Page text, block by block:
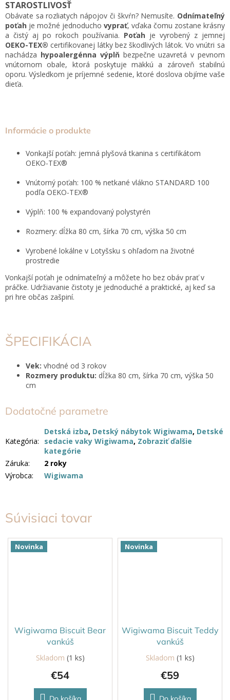
Súvisiaci tovar
Novinka
Wigiwama Biscuit Bear
vankúš
Skladom (1 ks)
€54
Novinka
Wigiwama Biscuit Teddy
vankúš
Skladom (1 ks)
€59
STAROSTLIVOSŤ
Obávate sa rozliatych nápojov či škvŕn? Nemusíte. Odnímateľný
poťah je možné jednoducho vyprať, vďaka čomu zostane krásny
a čistý aj po rokoch používania. Poťah je vyrobený z jemnej
OEKO-TEX® certifikovanej látky bez škodlivých látok. Vo vnútri sa
nachádza hypoalergénna výplňbezpečne uzavretá v pevnom
vnútornom obale, ktorá poskytuje mäkkú a zároveň stabilnú
oporu. Výsledkom je príjemné sedenie, ktoré doslova objíme vaše
dieťa.
Informácie o produkte
Vonkajší poťah: jemná plyšová tkanina s certifikátom
OEKO-TEX®
Vnútorný poťah: 100 % netkané vlákno STANDARD 100
podľa OEKO-TEX®
Výplň: 100 % expandovaný polystyrén
Rozmery: dĺžka 80 cm, šírka 70 cm, výška 50 cm
Vyrobené lokálne v Lotyšsku s ohľadom na životné
prostredie
Vonkajší poťah je odnímateľný a môžete ho bez obáv prať v
práčke. Udržiavanie čistoty je jednoduché a praktické, aj keď sa
pri hre občas zašpiní.
ŠPECIFIKÁCIA
Vek: vhodné od 3 rokov
Rozmery produktu: dĺžka 80 cm, šírka 70 cm, výška 50
cm
Dodatočné parametre
Kategória:
Detská izba, Detský nábytok Wigiwama, Detské
sedacie vaky Wigiwama, Zobraziť ďalšie
kategórie
Záruka:
2 roky
Výrobca: Wigiwama